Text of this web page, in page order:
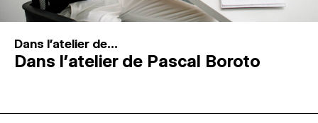
Dans l'atelier de...
Dans l’atelier de Pascal Boroto